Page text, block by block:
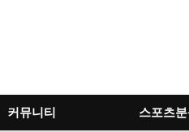
커뮤니티 스포츠분